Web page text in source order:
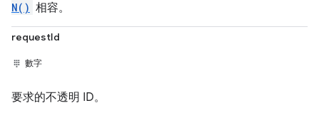
N() 相容。
requestId
數字
要求的不透明 ID。